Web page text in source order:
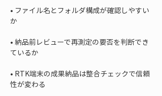
• ファイル名とフォルダ構成が確認しやすい
• 納品前レビューで再測定の要否を判断でき
• RTK端末の成果納品は整合チェックで信頼
性が変わる